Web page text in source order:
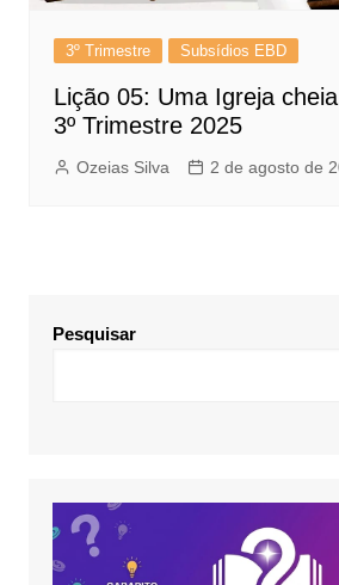
3º Trimestre Subsídios EBD
Lição 05: Uma Igreja
3º Trimestre 2025
Ozeias Silva 2 de agosto de
Pesquisar